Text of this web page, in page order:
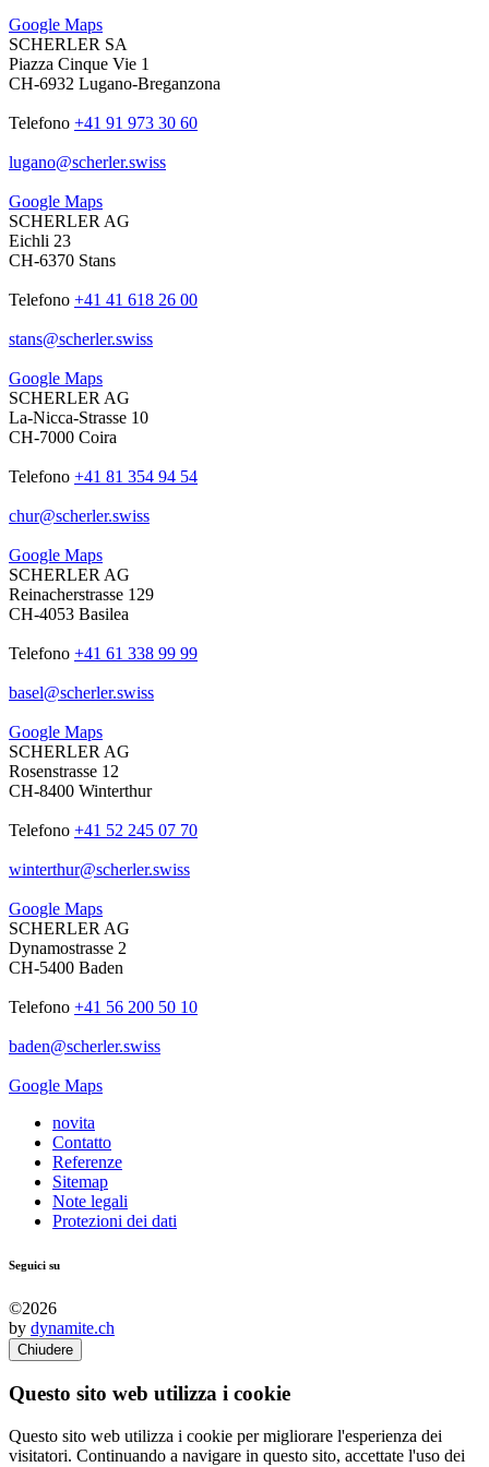
Google Maps
SCHERLER SA
Piazza Cinque Vie 1
CH-6932 Lugano-Breganzona
Telefono +41 91 973 30 60
lugano@scherler.swiss
Google Maps
SCHERLER AG
Eichli 23
CH-6370 Stans
Telefono +41 41 618 26 00
stans@scherler.swiss
Google Maps
SCHERLER AG
La-Nicca-Strasse 10
CH-7000 Coira
Telefono +41 81 354 94 54
chur@scherler.swiss
Google Maps
SCHERLER AG
Reinacherstrasse 129
CH-4053 Basilea
Telefono +41 61 338 99 99
basel@scherler.swiss
Google Maps
SCHERLER AG
Rosenstrasse 12
CH-8400 Winterthur
Telefono +41 52 245 07 70
winterthur@scherler.swiss
Google Maps
SCHERLER AG
Dynamostrasse 2
CH-5400 Baden
Telefono +41 56 200 50 10
baden@scherler.swiss
Google Maps
novita
Contatto
Referenze
Sitemap
Note legali
Protezioni dei dati
Seguici su
©2026
by dynamite.ch
Chiudere
Questo sito web utilizza i cookie
Questo sito web utilizza i cookie per migliorare l'esperienza dei
visitatori. Continuando a navigare in questo sito, accettate l'uso dei